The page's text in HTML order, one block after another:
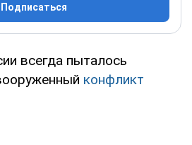
Подписаться
всегда пыталось
конфликт